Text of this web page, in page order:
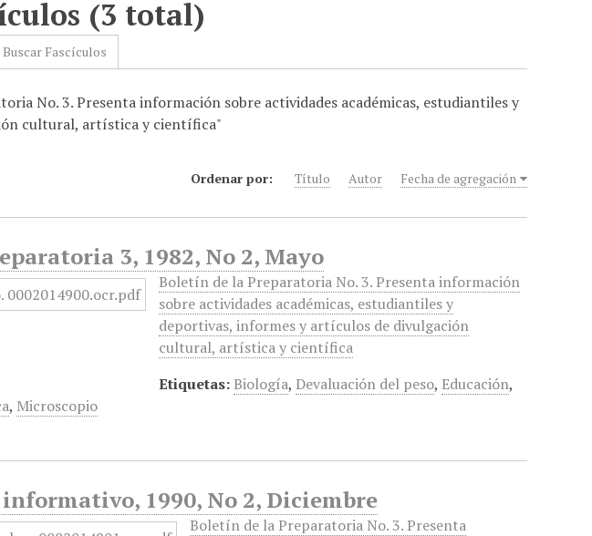
(3 total)
Buscar Fascículos
No. 3. Presenta información sobre actividades académicas, estudiantiles y
cultural, artística y científica"
Ordenar por: Título Autor Fecha de agregación
3, 1982, No 2, Mayo
Boletín de la Preparatoria No. 3. Presenta información
sobre actividades académicas, estudiantiles y
deportivas, informes y artículos de divulgación
cultural, artística y científica
Etiquetas: Biología, Devaluación del peso, Educación,
, Microscopio
1990, No 2, Diciembre
Boletín de la Preparatoria No. 3. Presenta